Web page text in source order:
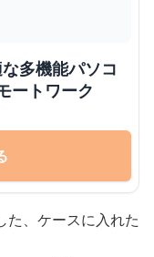
多機能パソコ
リモートワーク
た、ケースに入れた